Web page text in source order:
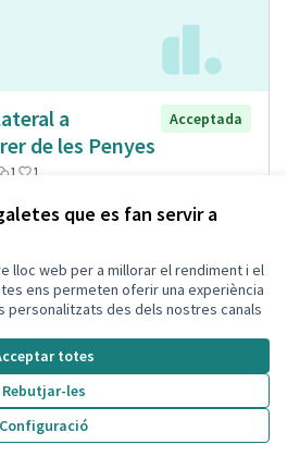
que es fan servir a
lloc web per a millorar el rendiment i el
ens permeten oferir una experiència
personalitzats des dels nostres canals
totes
Rebutjar-les
Configuració
a
de les Penyes
Acceptada
1 1
Sant
Acceptada